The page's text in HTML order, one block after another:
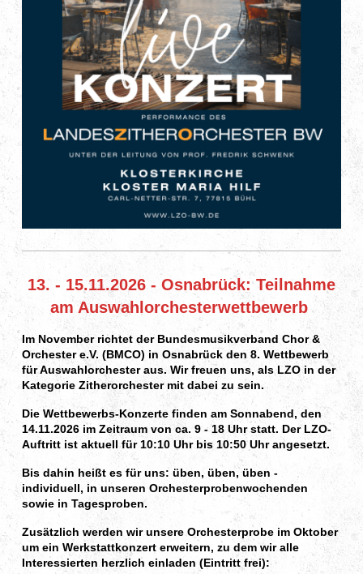
13. - 15.11.2026 - Osnabrück: Teilnahme
am Auswahlorchesterwettbewerb
Im November richtet der Bundesmusikverband Chor &
Orchester e.V. (BMCO) in Osnabrück den 8. Wettbewerb
für Auswahlorchester aus. Wir freuen uns, als LZO in der
Kategorie Zitherorchester mit dabei zu sein.
Die Wettbewerbs-Konzerte finden am Sonnabend, den
14.11.2026 im Zeitraum von ca. 9 - 18 Uhr statt. Der LZO-
Auftritt ist aktuell für 10:10 Uhr bis 10:50 Uhr angesetzt.
Bis dahin heißt es für uns: üben, üben, üben -
individuell, in unseren Orchesterprobenwochenden
sowie in Tagesproben.
Zusätzlich werden wir unsere Orchesterprobe im Oktober
um ein Werkstattkonzert erweitern, zu dem wir alle
Interessierten herzlich einladen (Eintritt frei):